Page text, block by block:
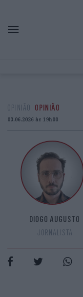
OPINIÃO OPINIÃO
03.06.2026 às 19h00
DIOGO AUGUSTO
JORNALISTA